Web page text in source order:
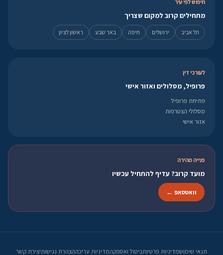
חיפוש לפי עיר
מתחילים קרוב למקום שצריך
תל אביב ירושלים חיפה באר שבע ראשון לציון
לעורכי דין
פרופיל, מסלולים ואזור אישי
פתיחת פרופיל
מסלולי הצטרפות
אזור אישי
פנייה מהירה
מועד קרוב? עדיף להתחיל עכשיו
וואטסאפ ←
תנאי שימושמדיניות פרטיותביטול ואספקהמדיניות עריכההצהרת נגישותיצירת קשר